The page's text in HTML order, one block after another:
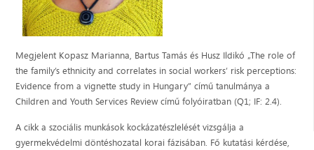
Megjelent Kopasz Marianna, Bartus Tamás és Husz Ildikó „The role of
the family’s ethnicity and correlates in social workers’ risk perceptions:
Evidence from a vignette study in Hungary” című tanulmánya a
Children and Youth Services Review című folyóiratban (Q1; IF: 2.4).
A cikk a szociális munkások kockázatészlelését vizsgálja a
gyermekvédelmi döntéshozatal korai fázisában. Fő kutatási kérdése,